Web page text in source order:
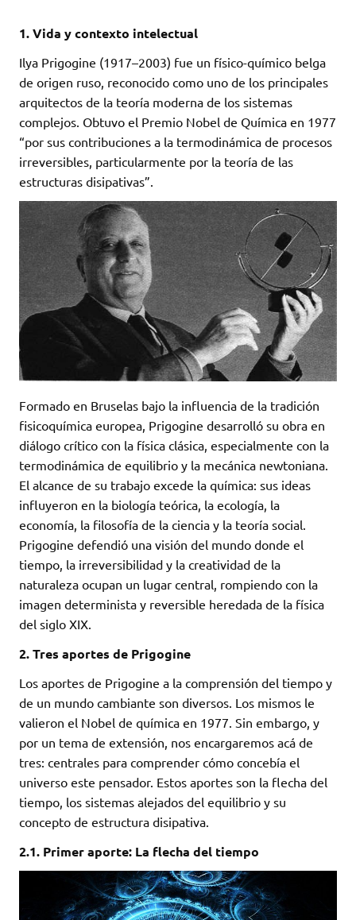
1. Vida y contexto intelectual
Ilya Prigogine (1917–2003) fue un físico-químico belga
de origen ruso, reconocido como uno de los principales
arquitectos de la teoría moderna de los sistemas
complejos. Obtuvo el Premio Nobel de Química en 1977
“por sus contribuciones a la termodinámica de procesos
irreversibles, particularmente por la teoría de las
estructuras disipativas”.
Formado en Bruselas bajo la influencia de la tradición
fisicoquímica europea, Prigogine desarrolló su obra en
diálogo crítico con la física clásica, especialmente con la
termodinámica de equilibrio y la mecánica newtoniana.
El alcance de su trabajo excede la química: sus ideas
influyeron en la biología teórica, la ecología, la
economía, la filosofía de la ciencia y la teoría social.
Prigogine defendió una visión del mundo donde el
tiempo, la irreversibilidad y la creatividad de la
naturaleza ocupan un lugar central, rompiendo con la
imagen determinista y reversible heredada de la física
del siglo XIX.
2. Tres aportes de Prigogine
Los aportes de Prigogine a la comprensión del tiempo y
de un mundo cambiante son diversos. Los mismos le
valieron el Nobel de química en 1977. Sin embargo, y
por un tema de extensión, nos encargaremos acá de
tres: centrales para comprender cómo concebía el
universo este pensador. Estos aportes son la flecha del
tiempo, los sistemas alejados del equilibrio y su
concepto de estructura disipativa.
2.1. Primer aporte: La flecha del tiempo